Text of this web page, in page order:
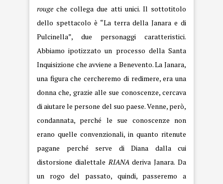
rouge che collega due atti unici. Il sottotitolo
dello spettacolo è “La terra della Janara e di
Pulcinella”, due personaggi caratteristici.
Abbiamo ipotizzato un processo della Santa
Inquisizione che avviene a Benevento. La Janara,
una figura che cercheremo di redimere, era una
donna che, grazie alle sue conoscenze, cercava
di aiutare le persone del suo paese. Venne, però,
condannata, perché le sue conoscenze non
erano quelle convenzionali, in quanto ritenute
pagane perché serve di Diana dalla cui
distorsione dialettale RIANA deriva Janara. Da
un rogo del passato, quindi, passeremo a